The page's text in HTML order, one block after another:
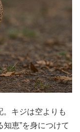
キジは空よりも
恵”を身につけて